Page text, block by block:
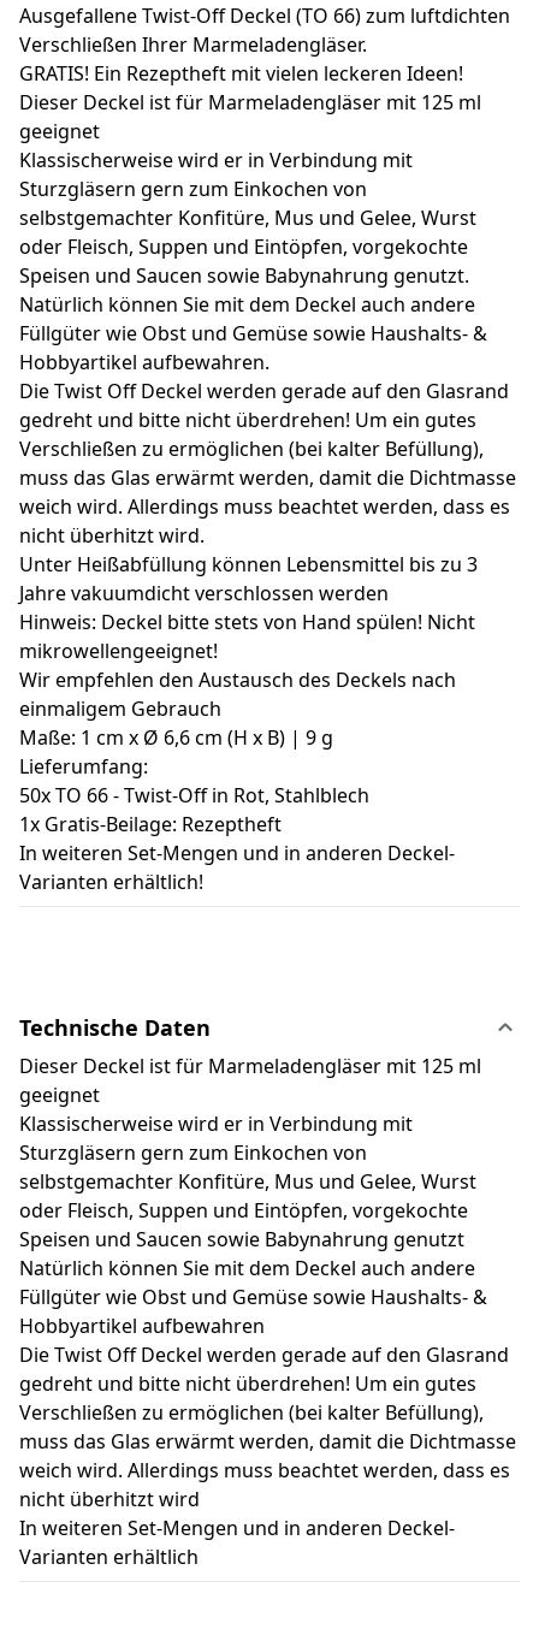
Ausgefallene Twist-Off Deckel (TO 66) zum luftdichten
Verschließen Ihrer Marmeladengläser.
GRATIS! Ein Rezeptheft mit vielen leckeren Ideen!
Dieser Deckel ist für Marmeladengläser mit 125 ml
geeignet
Klassischerweise wird er in Verbindung mit
Sturzgläsern gern zum Einkochen von
selbstgemachter Konfitüre, Mus und Gelee, Wurst
oder Fleisch, Suppen und Eintöpfen, vorgekochte
Speisen und Saucen sowie Babynahrung genutzt.
Natürlich können Sie mit dem Deckel auch andere
Füllgüter wie Obst und Gemüse sowie Haushalts- &
Hobbyartikel aufbewahren.
Die Twist Off Deckel werden gerade auf den Glasrand
gedreht und bitte nicht überdrehen! Um ein gutes
Verschließen zu ermöglichen (bei kalter Befüllung),
muss das Glas erwärmt werden, damit die Dichtmasse
weich wird. Allerdings muss beachtet werden, dass es
nicht überhitzt wird.
Unter Heißabfüllung können Lebensmittel bis zu 3
Jahre vakuumdicht verschlossen werden
Hinweis: Deckel bitte stets von Hand spülen! Nicht
mikrowellengeeignet!
Wir empfehlen den Austausch des Deckels nach
einmaligem Gebrauch
Maße: 1 cm x Ø 6,6 cm (H x B) | 9 g
Lieferumfang:
50x TO 66 - Twist-Off in Rot, Stahlblech
1x Gratis-Beilage: Rezeptheft
In weiteren Set-Mengen und in anderen Deckel-
Varianten erhältlich!
Technische Daten
Dieser Deckel ist für Marmeladengläser mit 125 ml
geeignet
Klassischerweise wird er in Verbindung mit
Sturzgläsern gern zum Einkochen von
selbstgemachter Konfitüre, Mus und Gelee, Wurst
oder Fleisch, Suppen und Eintöpfen, vorgekochte
Speisen und Saucen sowie Babynahrung genutzt
Natürlich können Sie mit dem Deckel auch andere
Füllgüter wie Obst und Gemüse sowie Haushalts- &
Hobbyartikel aufbewahren
Die Twist Off Deckel werden gerade auf den Glasrand
gedreht und bitte nicht überdrehen! Um ein gutes
Verschließen zu ermöglichen (bei kalter Befüllung),
muss das Glas erwärmt werden, damit die Dichtmasse
weich wird. Allerdings muss beachtet werden, dass es
nicht überhitzt wird
In weiteren Set-Mengen und in anderen Deckel-
Varianten erhältlich